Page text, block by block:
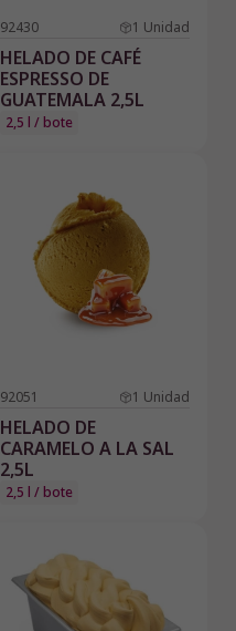
92430 1 Unidad
HELADO DE CAFÉ
ESPRESSO DE
GUATEMALA 2,5L
2,5 l / bote
92051 1 Unidad
HELADO DE
CARAMELO A LA SAL
2,5L
2,5 l / bote